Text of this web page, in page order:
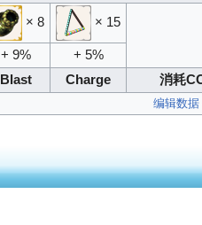
× 8 × 15
+ 9%
+ 5%
Blast Charge 消耗
编辑数据